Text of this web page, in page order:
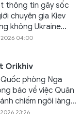
thông tin gây sốc
chuyên gia Kiev
không Ukraine...
04:00
Orikhiv
phòng Nga
báo về việc Quân
chiếm ngôi làng...
23:26